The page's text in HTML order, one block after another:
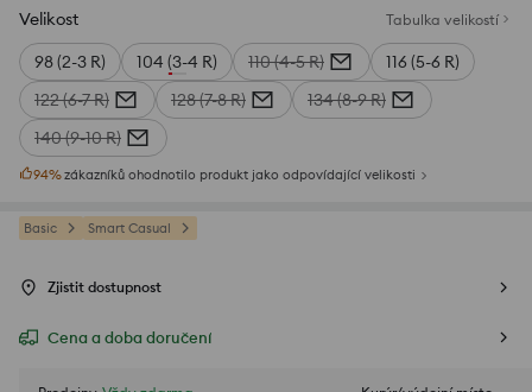
Velikost Tabulka velikostí
98 (2-3 R) 104 (3-4 R) 110 (4-5 R)
116 (5-6 R)
122 (6-7 R)
128 (7-8 R)
134 (8-9 R)
140 (9-10 R)
94%zákazníků ohodnotilo produkt jako odpovídající velikosti
Basic Smart Casual
Zjistit dostupnost
Cena a doba doručení